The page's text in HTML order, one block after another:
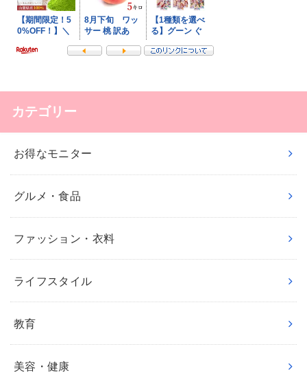
カテゴリー
お得なモニター
グルメ・食品
ファッション・衣料
ライフスタイル
教育
美容・健康